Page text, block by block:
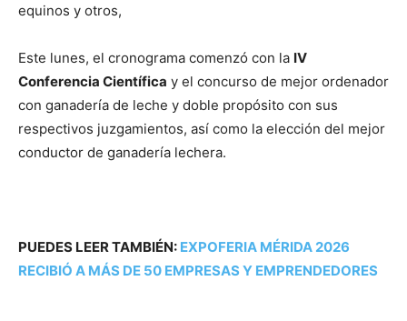
equinos y otros,
Este lunes, el cronograma comenzó con la IV
Conferencia Científica y el concurso de mejor ordenador
con ganadería de leche y doble propósito con sus
respectivos juzgamientos, así como la elección del mejor
conductor de ganadería lechera.
PUEDES LEER TAMBIÉN: EXPOFERIA MÉRIDA 2026
RECIBIÓ A MÁS DE 50 EMPRESAS Y EMPRENDEDORES